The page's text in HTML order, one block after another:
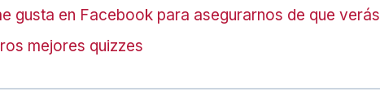
gusta en Facebook para asegurarnos de que verás
mejores quizzes